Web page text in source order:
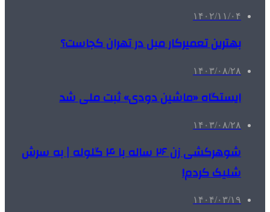
۱۴۰۲/۱۱/۰۴
بهترین تعمیرکار مبل در تهران کجاست؟
۱۴۰۳/۰۸/۲۸
ایستگاه «ماشین دودی» ثبت ملی شد
۱۴۰۳/۰۸/۲۸
شوهرکشی زن ۲۶ ساله با ۴ گلوله | به سرش
شلیک کردم!
۱۴۰۴/۰۳/۱۹